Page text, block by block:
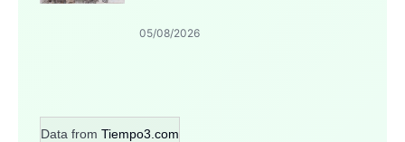
05/08/2026
Data from Tiempo3.com